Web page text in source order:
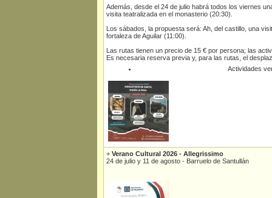
Además, desde el 24 de julio habrá todos los viernes
visita teatralizada en el monasterio (20:30).
Los sábados, la propuesta será: Ah, del castillo, una
fortaleza de Aguilar (11:00).
Las rutas tienen un precio de 15 € por persona; las
Es necesaria reserva previa y, para las rutas, el
Actividades
+ Verano Cultural 2026 - Allegrissimo
24 de julio y 11 de agosto - Barruelo de Santullán